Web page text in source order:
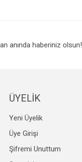
anında haberiniz olsun!
ÜYELİK
Yeni Üyelik
Üye Girişi
Şifremi Unuttum